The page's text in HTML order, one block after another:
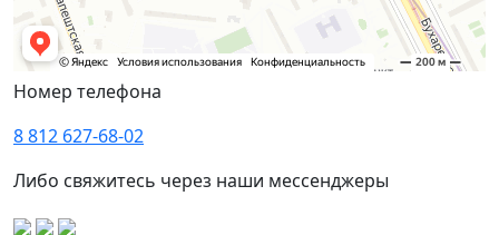
Номер телефона
8 812 627-68-02
Либо свяжитесь через наши мессенджеры